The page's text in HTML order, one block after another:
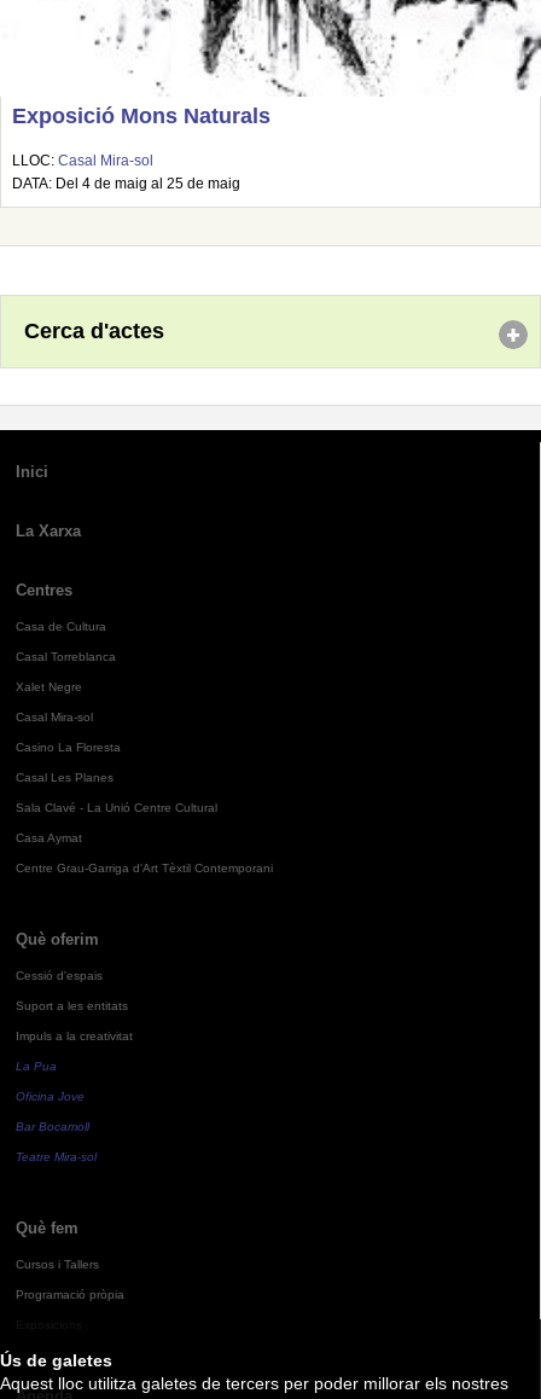
Ús de galetes
Aquest lloc utilitza galetes de tercers per poder millorar els nostres
Exposició Mons Naturals
LLOC: Casal Mira-sol
DATA: Del 4 de maig al 25 de maig
Cerca d'actes
Inici
La Xarxa
Centres
Casa de Cultura
Casal Torreblanca
Xalet Negre
Casal Mira-sol
Casino La Floresta
Casal Les Planes
Sala Clavé - La Unió Centre Cultural
Casa Aymat
Centre Grau-Garriga d'Art Tèxtil Contemporani
Què oferim
Cessió d'espais
Suport a les entitats
Impuls a la creativitat
La Pua
Oficina Jove
Bar Bocamoll
Teatre Mira-sol
Què fem
Cursos i Tallers
Programació pròpia